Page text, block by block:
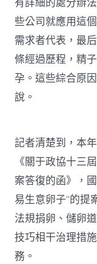
些公司就應用這
需求者代表，最
條經過歷程，精
孕。這些綜合原
說。
記者清楚到，本
《關于政協十三
案答復的函》，
易生意卵子”的提
法規捐卵、儲卵
技巧相干治理措
務。